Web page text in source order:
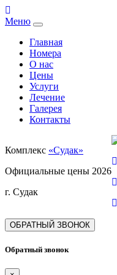
Меню
Главная
Номера
О нас
Цены
Услуги
Лечение
Галерея
Контакты
Комплекс «Судак»
Официальные цены 2026
г. Судак
ОБРАТНЫЙ ЗВОНОК
Обратный звонок